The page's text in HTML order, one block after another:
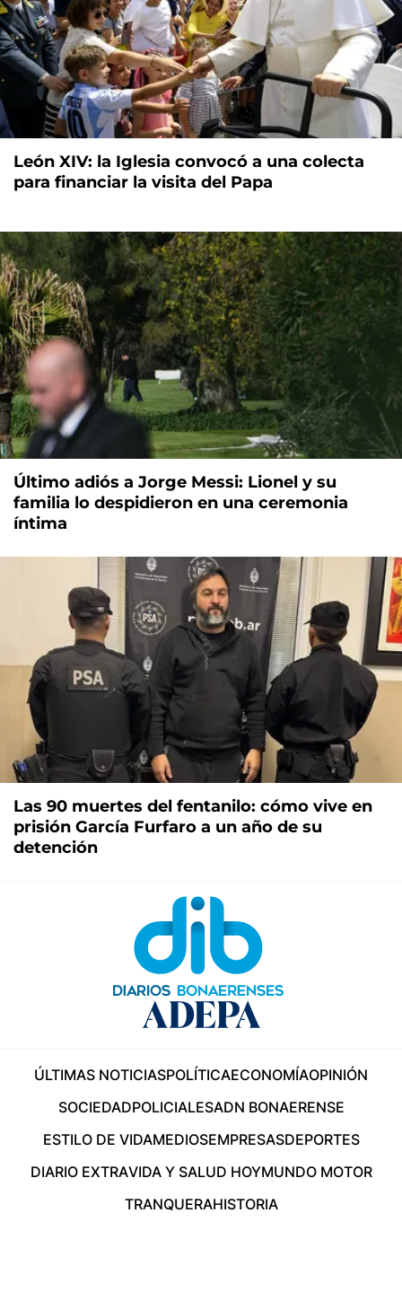
León XIV: la Iglesia convocó a una colecta
para financiar la visita del Papa
Último adiós a Jorge Messi: Lionel y su
familia lo despidieron en una ceremonia
íntima
Las 90 muertes del fentanilo: cómo vive en
prisión García Furfaro a un año de su
detención
ÚLTIMAS NOTICIASPOLÍTICAECONOMÍAOPINIÓN
SOCIEDADPOLICIALESADN BONAERENSE
ESTILO DE VIDAMEDIOSEMPRESASDEPORTES
DIARIO EXTRAVIDA Y SALUD HOYMUNDO MOTOR
TRANQUERAHISTORIA